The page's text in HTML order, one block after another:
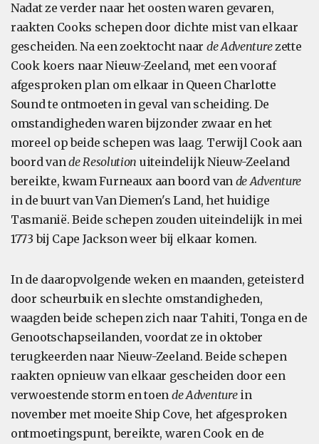
Nadat ze verder naar het oosten waren gevaren,
raakten Cooks schepen door dichte mist van elkaar
gescheiden. Na een zoektocht naar de Adventurezette
Cook koers naar Nieuw-Zeeland, met een vooraf
afgesproken plan om elkaar in Queen Charlotte
Sound te ontmoeten in geval van scheiding. De
omstandigheden waren bijzonder zwaar en het
moreel op beide schepen was laag. Terwijl Cook aan
boord vande Resolution uiteindelijk Nieuw-Zeeland
bereikte, kwam Furneaux aan boord van de Adventure
in de buurt van Van Diemen's Land, het huidige
Tasmanië. Beide schepen zouden uiteindelijk in mei
1773 bij Cape Jackson weer bij elkaar komen.
In de daaropvolgende weken en maanden, geteisterd
door scheurbuik en slechte omstandigheden,
waagden beide schepen zich naar Tahiti, Tonga en de
Genootschapseilanden, voordat ze in oktober
terugkeerden naar Nieuw-Zeeland. Beide schepen
raakten opnieuw van elkaar gescheiden door een
verwoestende storm en toen de Adventurein
november met moeite Ship Cove, het afgesproken
ontmoetingspunt, bereikte, waren Cook en de